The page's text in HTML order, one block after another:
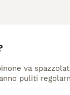
va
puliti